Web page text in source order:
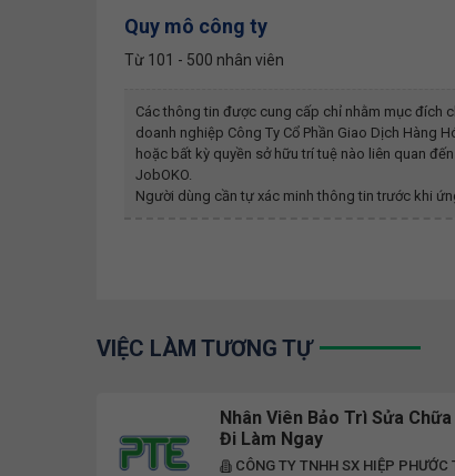
Quy mô công ty
Từ 101 - 500 nhân viên
Các thông tin được cung cấp chỉ nhằm mục đích
doanh nghiệp Công Ty Cổ Phần Giao Dịch Hàng
hoặc bất kỳ quyền sở hữu trí tuệ nào liên quan
JobOKO.
Người dùng cần tự xác minh thông tin trước khi
VIỆC LÀM TƯƠNG TỰ
Nhân Viên Bảo Trì Sửa
Đi Làm Ngay
CÔNG TY TNHH SX HIỆP PHƯỚC